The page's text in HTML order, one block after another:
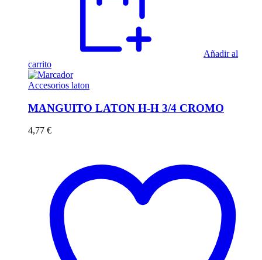
Añadir al
carrito
Accesorios laton
MANGUITO LATON H-H 3/4 CROMO
4,77 €